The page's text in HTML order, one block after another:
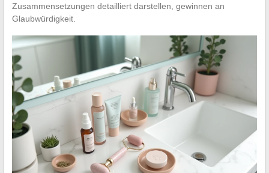
Zusammensetzungen detailliert darstellen, gewinnen an
Glaubwürdigkeit.